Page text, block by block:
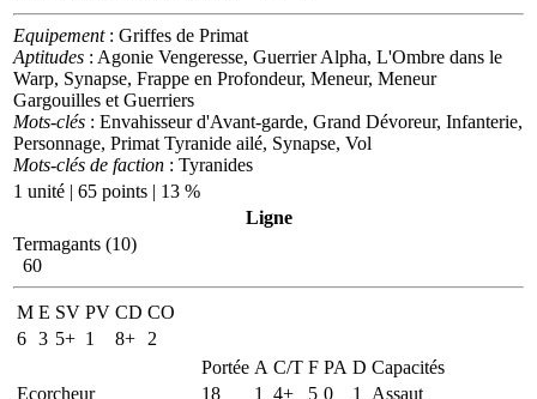
Equipement: Griffes de Primat
Aptitudes : Agonie Vengeresse, Guerrier Alpha, L'Ombre dans le
Warp, Synapse, Frappe en Profondeur, Meneur, Meneur
Gargouilles et Guerriers
Mots-clés : Envahisseur d'Avant-garde, Grand Dévoreur, Infanterie,
Personnage, Primat Tyranide ailé, Synapse, Vol
Mots-clés de faction : Tyranides
1 unité | 65 points | 13 %
Ligne
Termagants (10)
60
M E SV PV CD CO
6 3 5+ 1 8+
2
Portée A C/T F PA D Capacités
Ecorcheur
18 1 4+ 5 0 1
Assaut